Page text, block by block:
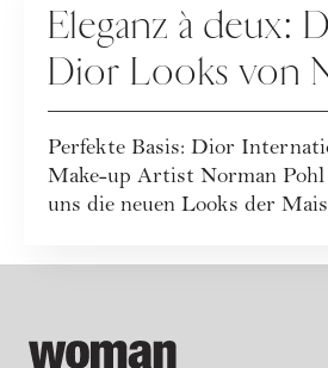
Eleganz à deux:
Dior Looks von
Pohl
Perfekte Basis: Dior
Make-up Artist Norman
uns die neuen Looks der